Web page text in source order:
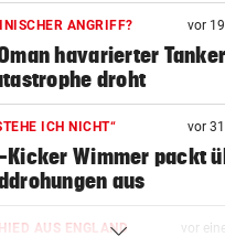
ANGRIFF? vor
havarierter
droht
ICH NICHT“ vor
Kicker Wimmer packt
aus
AUS ENGLAND vor